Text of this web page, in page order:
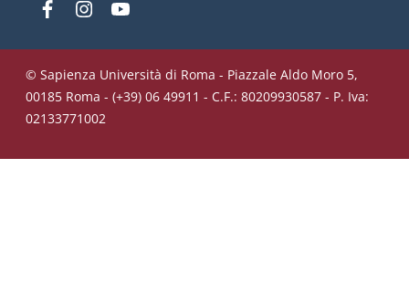
FacebookInstagram
© Sapienza Università di Roma - Piazzale Aldo Moro 5,
00185 Roma - (+39) 06 49911 - C.F.: 80209930587 - P. Iva:
02133771002